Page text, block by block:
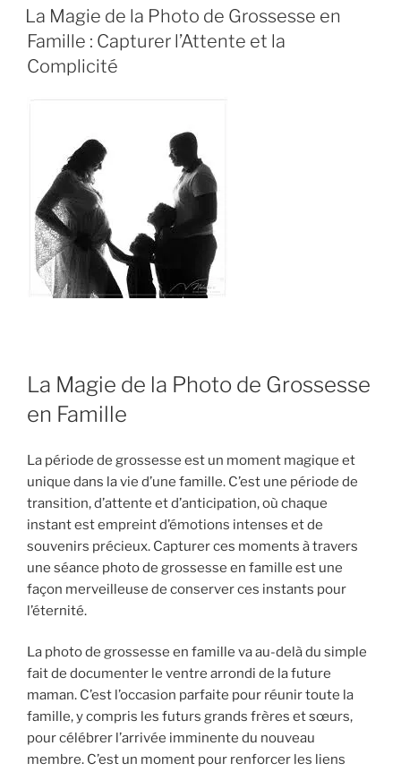
LE
La Magie de la Photo de Grossesse en
Famille : Capturer l’Attente et la
Complicité
La Magie de la Photo de Grossesse
en Famille
La période de grossesse est un moment magique et
unique dans la vie d’une famille. C’est une période de
transition, d’attente et d’anticipation, où chaque
instant est empreint d’émotions intenses et de
souvenirs précieux. Capturer ces moments à travers
une séance photo de grossesse en famille est une
façon merveilleuse de conserver ces instants pour
l’éternité.
La photo de grossesse en famille va au-delà du simple
fait de documenter le ventre arrondi de la future
maman. C’est l’occasion parfaite pour réunir toute la
famille, y compris les futurs grands frères et sœurs,
pour célébrer l’arrivée imminente du nouveau
membre. C’est un moment pour renforcer les liens